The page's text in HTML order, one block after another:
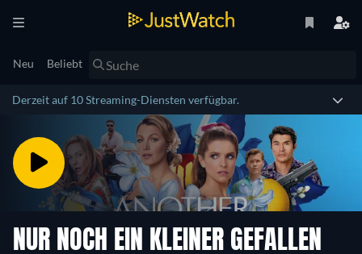
Neu Beliebt
Derzeit auf 10 Streaming-Diensten verfügbar.
NUR NOCH EIN KLEINER GEFALLEN